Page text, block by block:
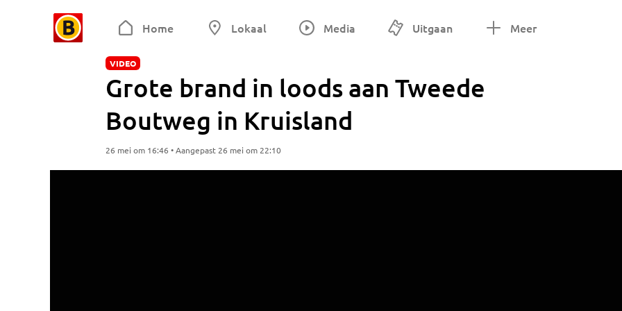
Home Lokaal Media Uitgaan Meer
VIDEO
Grote brand in loods aan Tweede
Boutweg in Kruisland
26 mei om 16:46 • Aangepast 26 mei om 22:10